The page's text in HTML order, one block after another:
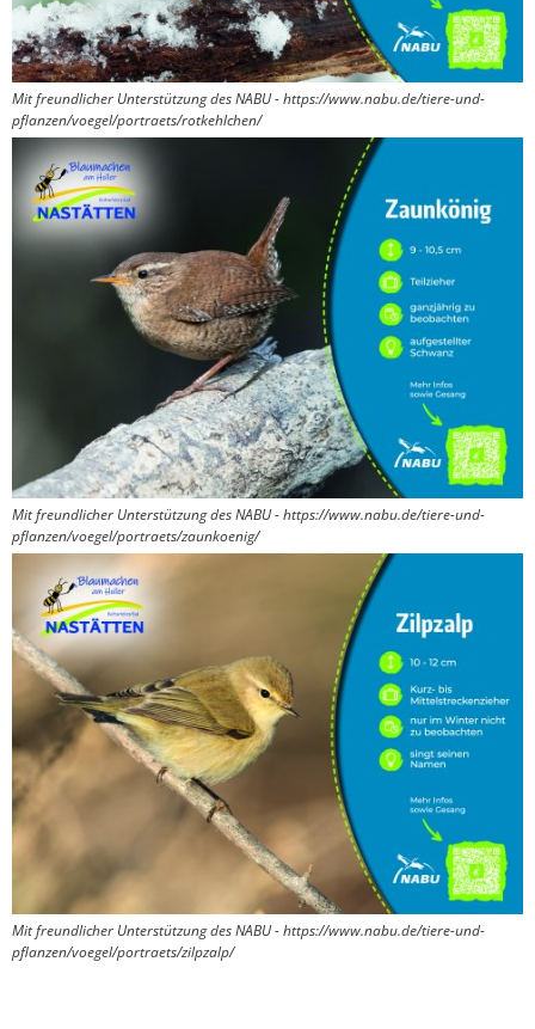
Mit freundlicher Unterstützung des NABU - https://www.nabu.de/tiere-und-
pflanzen/voegel/portraets/rotkehlchen/
Mit freundlicher Unterstützung des NABU - https://www.nabu.de/tiere-und-
pflanzen/voegel/portraets/zaunkoenig/
Mit freundlicher Unterstützung des NABU - https://www.nabu.de/tiere-und-
pflanzen/voegel/portraets/zilpzalp/